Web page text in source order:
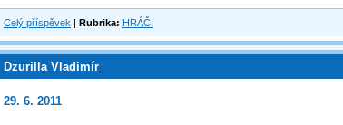
Celý příspěvek | Rubrika: HRÁČI
Dzurilla Vladimír
29. 6. 2011